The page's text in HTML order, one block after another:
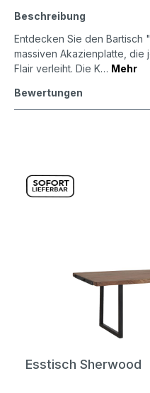
Beschreibung
Entdecken Sie den Bartisch
massiven Akazienplatte, die
Flair verleiht. Die K… Mehr
Bewertungen
Esstisch Sherwood